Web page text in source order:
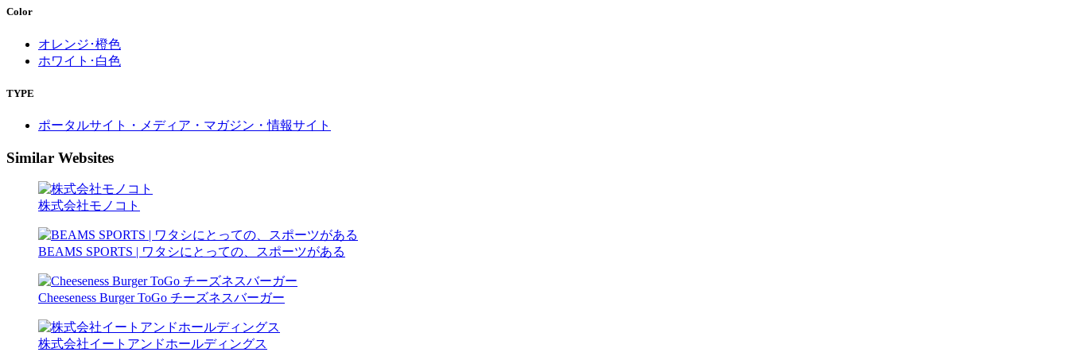
Color
オレンジ･橙色
ホワイト･白色
TYPE
ポータルサイト・メディア・マガジン・情報サイト
Similar Websites
株式会社モノコト
BEAMS SPORTS | ワタシにとっての、スポーツがある
Cheeseness Burger ToGo チーズネスバーガー
株式会社イートアンドホールディングス